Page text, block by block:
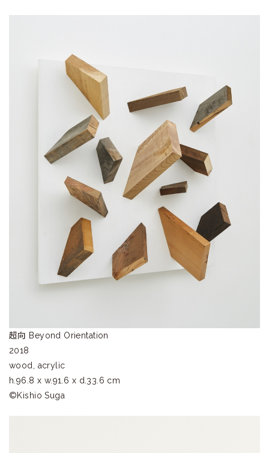
超向 Beyond Orientation
2018
wood, acrylic
h.96.8 x w.91.6 x d.33.6 cm
©︎Kishio Suga